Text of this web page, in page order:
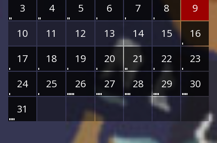
3
4 5 6 7 8
9
10
11 12 13 14 15
16
17
18 19 20 21 22
23
24
25 26 27 28 29
30
31